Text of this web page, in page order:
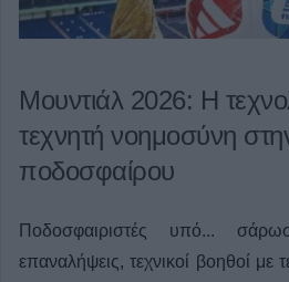
Μουντιάλ 2026: Η
τεχνητή νοημοσύνη
ποδοσφαίρου
Ποδοσφαιριστές υπό...
επαναλήψεις, τεχνικοί βοηθοί με